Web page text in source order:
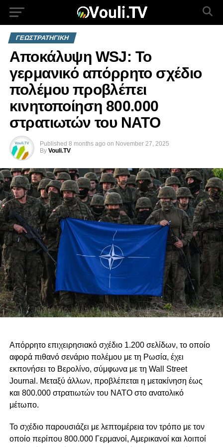
ΓΕΩΣΤΡΑΤΗΓΙΚΗ
Αποκάλυψη WSJ: Το
γερμανικό απόρρητο σχέδιο
πολέμου προβλέπει
κινητοποίηση 800.000
στρατιωτών του ΝΑΤΟ
Published 8 months ago on November 27, 2025
By Vouli.TV
Απόρρητο επιχειρησιακό σχέδιο 1.200 σελίδων, το οποίο
αφορά πιθανό σενάριο πολέμου με τη Ρωσία, έχει
εκπονήσει το Βερολίνο, σύμφωνα με τη Wall Street
Journal. Μεταξύ άλλων, προβλέπεται η μετακίνηση έως
και 800.000 στρατιωτών του ΝΑΤΟ στο ανατολικό
μέτωπο.
Το σχέδιο παρουσιάζει με λεπτομέρεια τον τρόπο με τον
οποίο περίπου 800.000 Γερμανοί, Αμερικανοί και λοιποί